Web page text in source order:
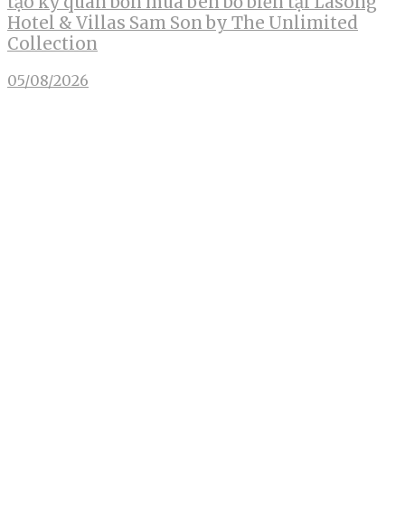
Hotel & Villas Sam Son by The Unlimited
Collection
05/08/2026